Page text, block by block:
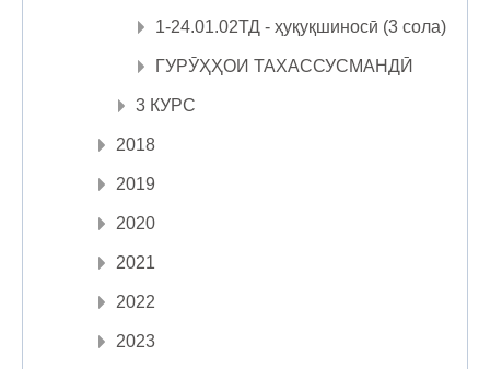
1-24.01.02ТД - ҳуқуқшиносӣ (3 сола)
ГУРӮҲҲОИ ТАХАССУСМАНДӢ
3 КУРС
2018
2019
2020
2021
2022
2023